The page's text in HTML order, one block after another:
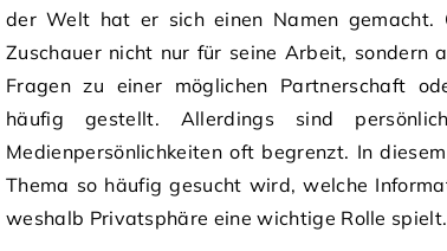
der Welt hat er sich einen Namen gemacht.
Zuschauer nicht nur für seine Arbeit, sondern
Fragen zu einer möglichen Partnerschaft
häufig gestellt. Allerdings sind
Medienpersönlichkeiten oft begrenzt. In
Thema so häufig gesucht wird, welche
weshalb Privatsphäre eine wichtige Rolle spielt.